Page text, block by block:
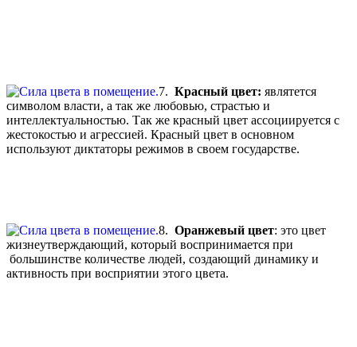
7. Красный цвет: являтется
символом власти, а так же любовью, страстью и
интеллектуальностью. Так же красный цвет ассоциируется с
жестокостью и агрессией. Красный цвет в основном
используют диктаторы режимов в своем государстве.
8. Оранжевый цвет: это цвет
жизнеутверждающий, который воспринимается при
большинстве количестве людей, создающий динамику и
активность при восприятии этого цвета.